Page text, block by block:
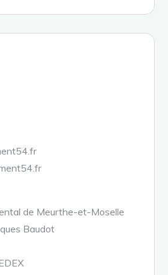
de Meurthe-et-Moselle
Baudot